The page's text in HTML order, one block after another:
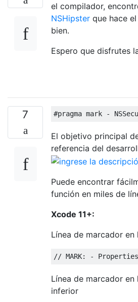
el compilador,
NSHipster que hace
bien.
Espero que disfrutes
7 #pragma mark -
El objetivo principal
referencia del
Puede encontrar
función en miles de
Xcode 11+:
Línea de marcador
// MARK: - Properties
Línea de marcador
inferior